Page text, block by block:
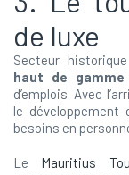
de luxe
Secteur
haut de gamme
d’emplois. Avec
le développement
besoins en
Le Mauritius